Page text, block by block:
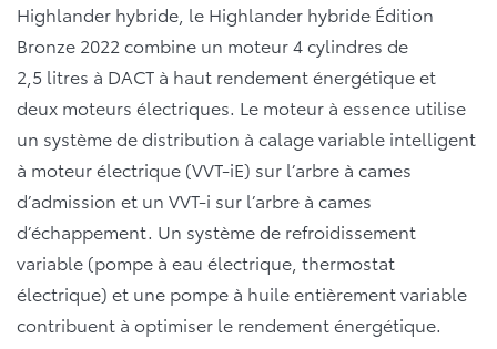
Highlander hybride, le Highlander hybride Édition
Bronze 2022 combine un moteur 4 cylindres de
2,5 litres à DACT à haut rendement énergétique et
deux moteurs électriques. Le moteur à essence utilise
un système de distribution à calage variable intelligent
à moteur électrique (VVT-iE) sur l’arbre à cames
d’admission et un VVT-i sur l’arbre à cames
d’échappement. Un système de refroidissement
variable (pompe à eau électrique, thermostat
électrique) et une pompe à huile entièrement variable
contribuent à optimiser le rendement énergétique.